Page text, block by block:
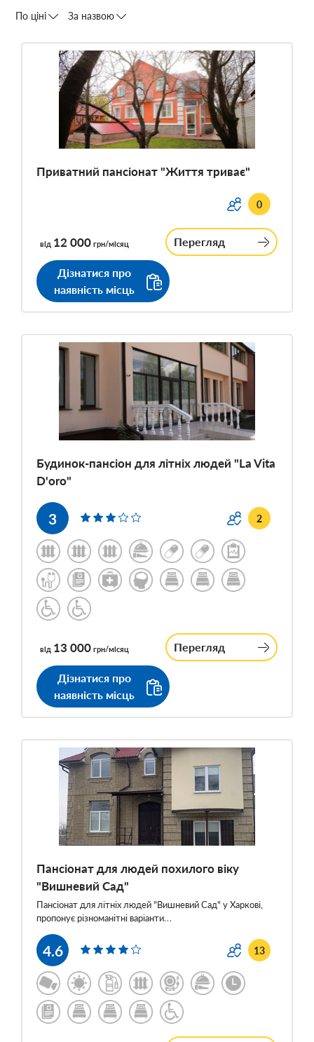
По ціні За назвою
Приватний пансіонат "Життя триває"
0
від 12 000 грн/місяц Перегляд
Дізнатися про
наявність місць
Будинок-пансіон для літніх людей "La Vita
D'oro"
3 2
від 13 000 грн/місяц Перегляд
Дізнатися про
наявність місць
Пансіонат для людей похилого віку
"Вишневий Сад"
Пансіонат для літніх людей "Вишневий Сад" у Харкові,
пропонує різноманітні варіанти…
4.6 13